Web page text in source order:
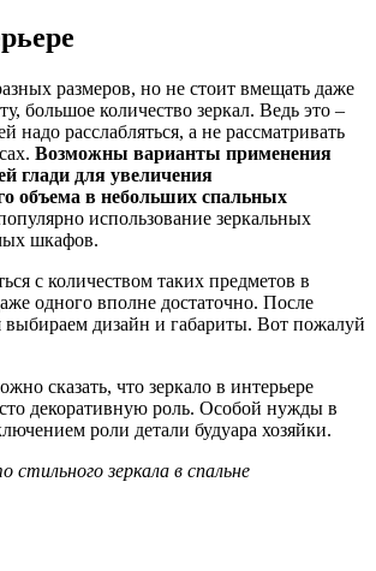
размеров, но не стоит вмещать даже
большое количество зеркал. Ведь это –
надо расслабляться, а не рассматривать
Возможны варианты применения
глади для увеличения
объема в небольших спальных
использование зеркальных
шкафов.
с количеством таких предметов в
одного вполне достаточно. После
дизайн и габариты. Вот пожалуй
сказать, что зеркало в интерьере
декоративную роль. Особой нужды в
роли детали будуара хозяйки.
стильного зеркала в спальне